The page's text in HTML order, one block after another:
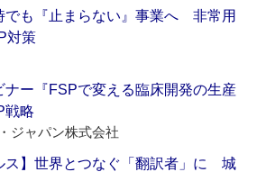
でも『止まらない』事業へ 非常用
対策
ナー『FSPで変える臨床開発の生産
戦略
ジャパン株式会社
ス】世界とつなぐ「翻訳者」に 城